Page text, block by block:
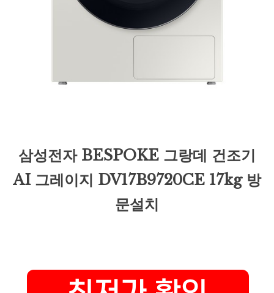
삼성전자 BESPOKE 그랑데 건조기
AI 그레이지 DV17B9720CE 17kg 방
문설치